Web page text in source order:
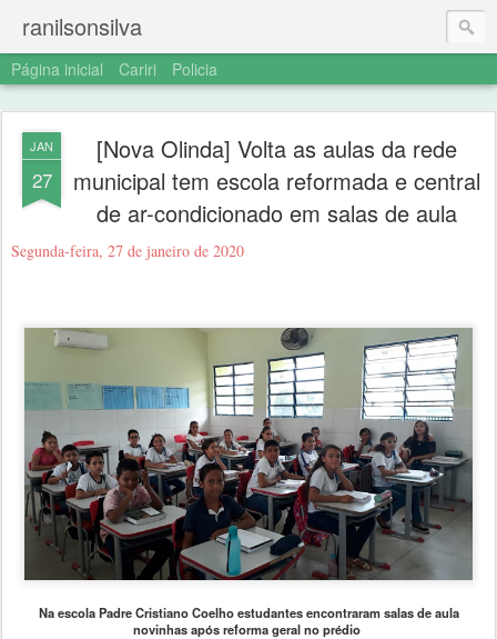
ranilsonsilva
Página inicial Cariri Policia
JAN
27
[Nova Olinda] Volta as aulas da rede
municipal tem escola reformada e central
de ar-condicionado em salas de aula
Segunda-feira, 27 de janeiro de 2020
Na escola Padre Cristiano Coelho estudantes encontraram salas de aula
novinhas após reforma geral no prédio